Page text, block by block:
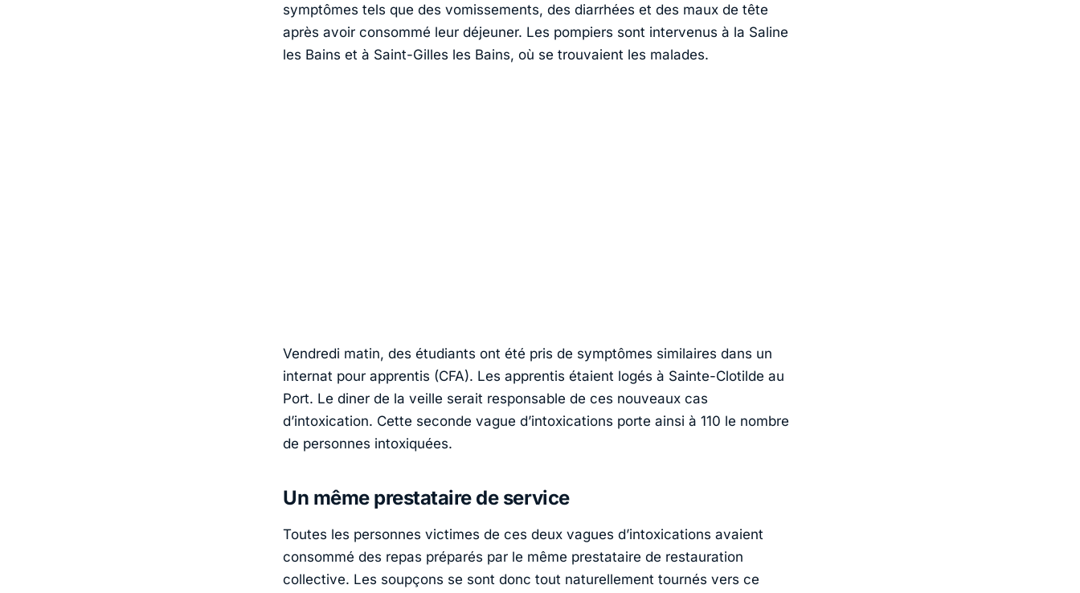
symptômes tels que des vomissements, des diarrhées et des maux de tête
après avoir consommé leur déjeuner. Les pompiers sont intervenus à la Saline
les Bains et à Saint-Gilles les Bains, où se trouvaient les malades.
Vendredi matin, des étudiants ont été pris de symptômes similaires dans un
internat pour apprentis (CFA). Les apprentis étaient logés à Sainte-Clotilde au
Port. Le diner de la veille serait responsable de ces nouveaux cas
d’intoxication. Cette seconde vague d’intoxications porte ainsi à 110 le nombre
de personnes intoxiquées.
Un même prestataire de service
Toutes les personnes victimes de ces deux vagues d’intoxications avaient
consommé des repas préparés par le même prestataire de restauration
collective. Les soupçons se sont donc tout naturellement tournés vers ce